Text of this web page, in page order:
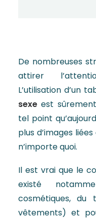
De nombreuses
attirer
L’utilisation d’un
sexe est
tel point
plus d’images
n’importe quoi.
Il est vrai que le
existé
cosmétiques, du
vêtements) et